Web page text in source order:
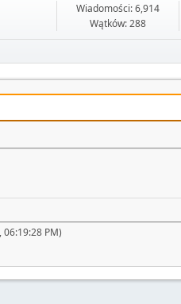
Wiadomości: 6,914
Wątków: 288
PM)